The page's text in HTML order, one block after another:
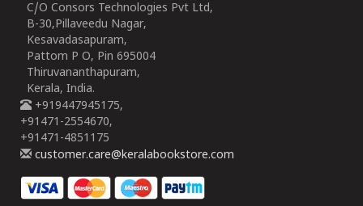
C/O Consors Technologies Pvt Ltd,
B-30,Pillaveedu Nagar,
Kesavadasapuram,
Pattom P O, Pin 695004
Thiruvananthapuram,
Kerala, India.
+919447945175,
+91471-2554670,
+91471-4851175
customer.care@keralabookstore.com